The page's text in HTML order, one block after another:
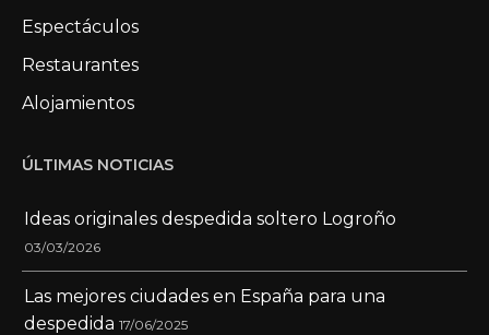
Espectáculos
Restaurantes
Alojamientos
ÚLTIMAS NOTICIAS
Ideas originales despedida soltero Logroño
03/03/2026
Las mejores ciudades en España para una
despedida 17/06/2025